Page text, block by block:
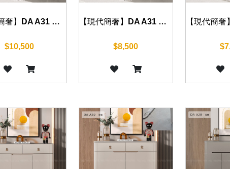
【現代簡奢】DA A31 鞋櫃 140cm
$10,500
【現代簡奢】DA A31 鞋櫃 100cm/120cm
$8,500